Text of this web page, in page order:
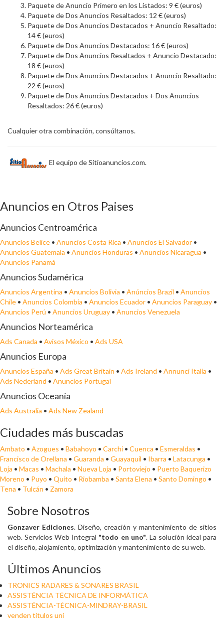
Paquete de Anuncio Primero en los Listados: 9 € (euros)
Paquete de Dos Anuncios Resaltados: 12 € (euros)
Paquete de Dos Anuncios Destacados + Anuncio Resaltado:
14 € (euros)
Paquete de Dos Anuncios Destacados: 16 € (euros)
Paquete de Dos Anuncios Resaltados + Anuncio Destacado:
18 € (euros)
Paquete de Dos Anuncios Destacados + Anuncio Resaltado:
22 € (euros)
Paquete de Dos Anuncios Destacados + Dos Anuncios
Resaltados: 26 € (euros)
Cualquier otra combinación, consúltanos.
El equipo de Sitioanuncios.com.
Anuncios en Otros Paises
Anuncios Centroamérica
Anuncios Belice • Anuncios Costa Rica • Anuncios El Salvador •
Anuncios Guatemala • Anuncios Honduras • Anuncios Nicaragua •
Anuncios Panamá
Anuncios Sudamérica
Anuncios Argentina • Anuncios Bolivia • Anúncios Brazil • Anuncios
Chile • Anuncios Colombia • Anuncios Ecuador • Anuncios Paraguay •
Anuncios Perú • Anuncios Uruguay • Anuncios Venezuela
Anuncios Norteamérica
Ads Canada • Avisos México • Ads USA
Anuncios Europa
Anuncios España • Ads Great Britain • Ads Ireland • Annunci Italia •
Ads Nederland • Anuncios Portugal
Anuncios Oceanía
Ads Australia • Ads New Zealand
Ciudades más buscadas
Ambato • Azogues • Babahoyo • Carchi • Cuenca • Esmeraldas •
Francisco de Orellana • Guaranda • Guayaquil • Ibarra • Latacunga •
Loja • Macas • Machala • Nueva Loja • Portoviejo • Puerto Baquerizo
Moreno • Puyo • Quito • Riobamba • Santa Elena • Santo Domingo •
Tena • Tulcán • Zamora
Sobre Nosotros
Gonzaver Ediciones. Diseño, creación y mantenimiento de sitios
web. Servicios Web Integral "todo en uno". La solución ideal para
el diseño, alojamiento, optimización y mantenimiento de su web.
Últimos Anuncios
TRONICS RADARES & SONARES BRASIL
ASSISTÊNCIA TÉCNICA DE INFORMÁTICA
ASSISTÊNCIA-TÉCNICA-MINDRAY-BRASIL
venden titulos uni